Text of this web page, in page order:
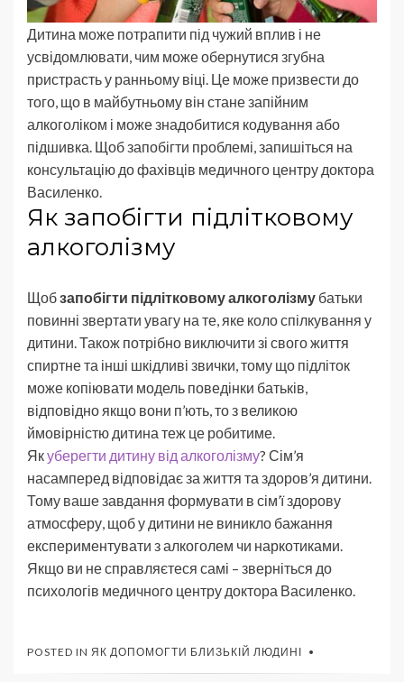
Дитина може потрапити під чужий вплив і не
усвідомлювати, чим може обернутися згубна
пристрасть у ранньому віці. Це може призвести до
того, що в майбутньому він стане запійним
алкоголіком і може знадобитися кодування або
підшивка. Щоб запобігти проблемі, запишіться на
консультацію до фахівців медичного центру доктора
Василенко.
Як запобігти підлітковому
алкоголізму
Щобзапобігти підлітковому алкоголізму батьки
повинні звертати увагу на те, яке коло спілкування у
дитини. Також потрібно виключити зі свого життя
спиртне та інші шкідливі звички, тому що підліток
може копіювати модель поведінки батьків,
відповідно якщо вони п’ють, то з великою
ймовірністю дитина теж це робитиме.
Якуберегти дитину від алкоголізму? Сім’я
насамперед відповідає за життя та здоров’я дитини.
Тому ваше завдання формувати в сім’ї здорову
атмосферу, щоб у дитини не виникло бажання
експериментувати з алкоголем чи наркотиками.
Якщо ви не справляєтеся самі – зверніться до
психологів медичного центру доктора Василенко.
POSTED IN ЯК ДОПОМОГТИ БЛИЗЬКІЙ ЛЮДИНІ